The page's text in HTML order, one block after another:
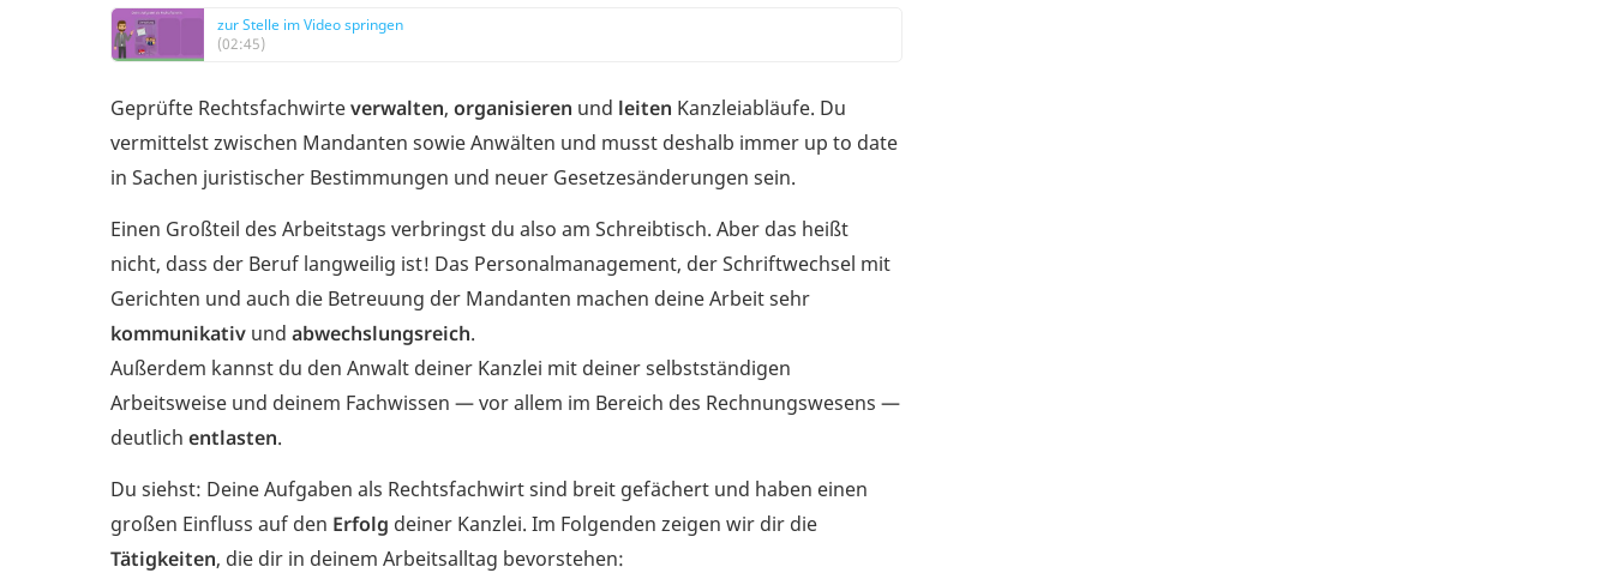
zur Stelle im Video springen
(02:45)
Geprüfte Rechtsfachwirteverwalten, organisieren und leiten Kanzleiabläufe. Du
vermittelst zwischen Mandanten sowie Anwälten und musst deshalb immer up to date
in Sachen juristischer Bestimmungen und neuer Gesetzesänderungen sein.
Einen Großteil des Arbeitstags verbringst du also am Schreibtisch. Aber das heißt
nicht, dass der Beruf langweilig ist! Das Personalmanagement, der Schriftwechsel mit
Gerichten und auch die Betreuung der Mandanten machen deine Arbeit sehr
kommunikativ und abwechslungsreich.
Außerdem kannst du den Anwalt deiner Kanzlei mit deiner selbstständigen
Arbeitsweise und deinem Fachwissen — vor allem im Bereich des Rechnungswesens —
deutlich entlasten.
Du siehst: Deine Aufgaben als Rechtsfachwirt sind breit gefächert und haben einen
großen Einfluss auf den Erfolg deiner Kanzlei. Im Folgenden zeigen wir dir die
Tätigkeiten, die dir in deinem Arbeitsalltag bevorstehen: